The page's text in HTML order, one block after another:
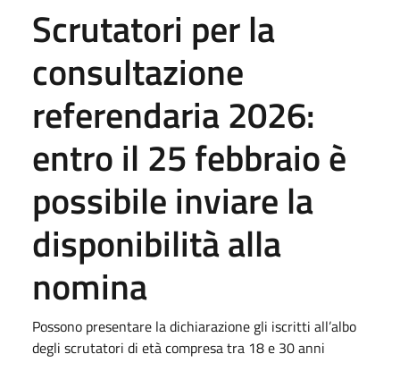
Scrutatori per la
consultazione
referendaria 2026:
entro il 25 febbraio è
possibile inviare la
disponibilità alla
nomina
Possono presentare la dichiarazione gli iscritti all’albo
degli scrutatori di età compresa tra 18 e 30 anni